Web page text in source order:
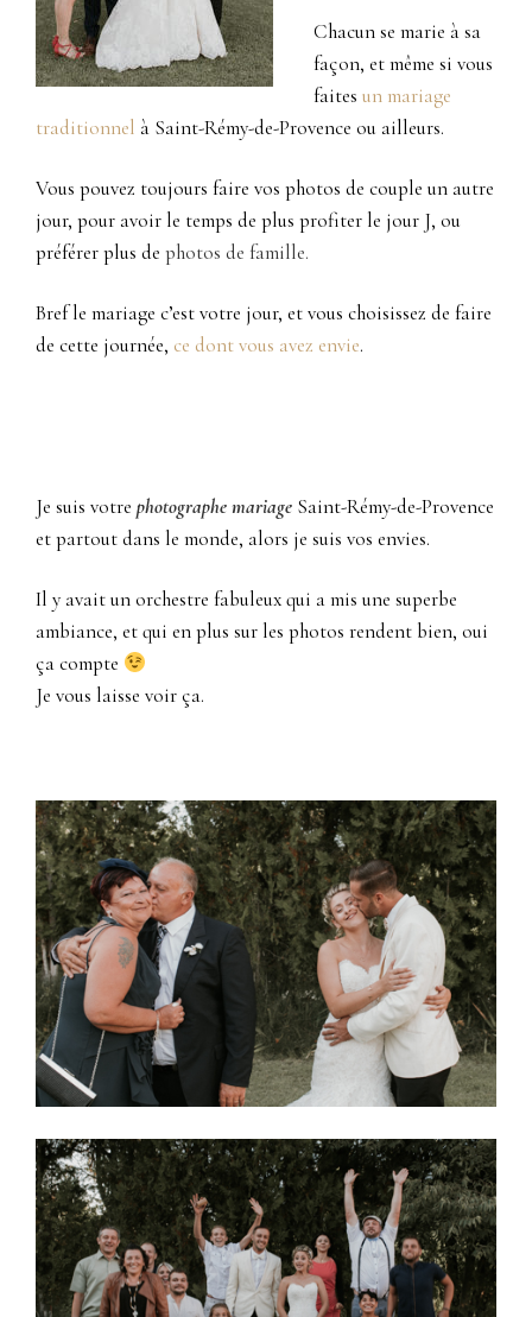
Chacun se marie à sa
façon, et même si vous
faites un mariage
traditionnel à Saint-Rémy-de-Provence ou ailleurs.
Vous pouvez toujours faire vos photos de couple un autre
jour, pour avoir le temps de plus profiter le jour J, ou
préférer plus de photos de famille.
Bref le mariage c’est votre jour, et vous choisissez de faire
de cette journée, ce dont vous avez envie.
Je suis votre photographe mariage Saint-Rémy-de-Provence
et partout dans le monde, alors je suis vos envies.
Il y avait un orchestre fabuleux qui a mis une superbe
ambiance, et qui en plus sur les photos rendent bien, oui
ça compte
Je vous laisse voir ça.